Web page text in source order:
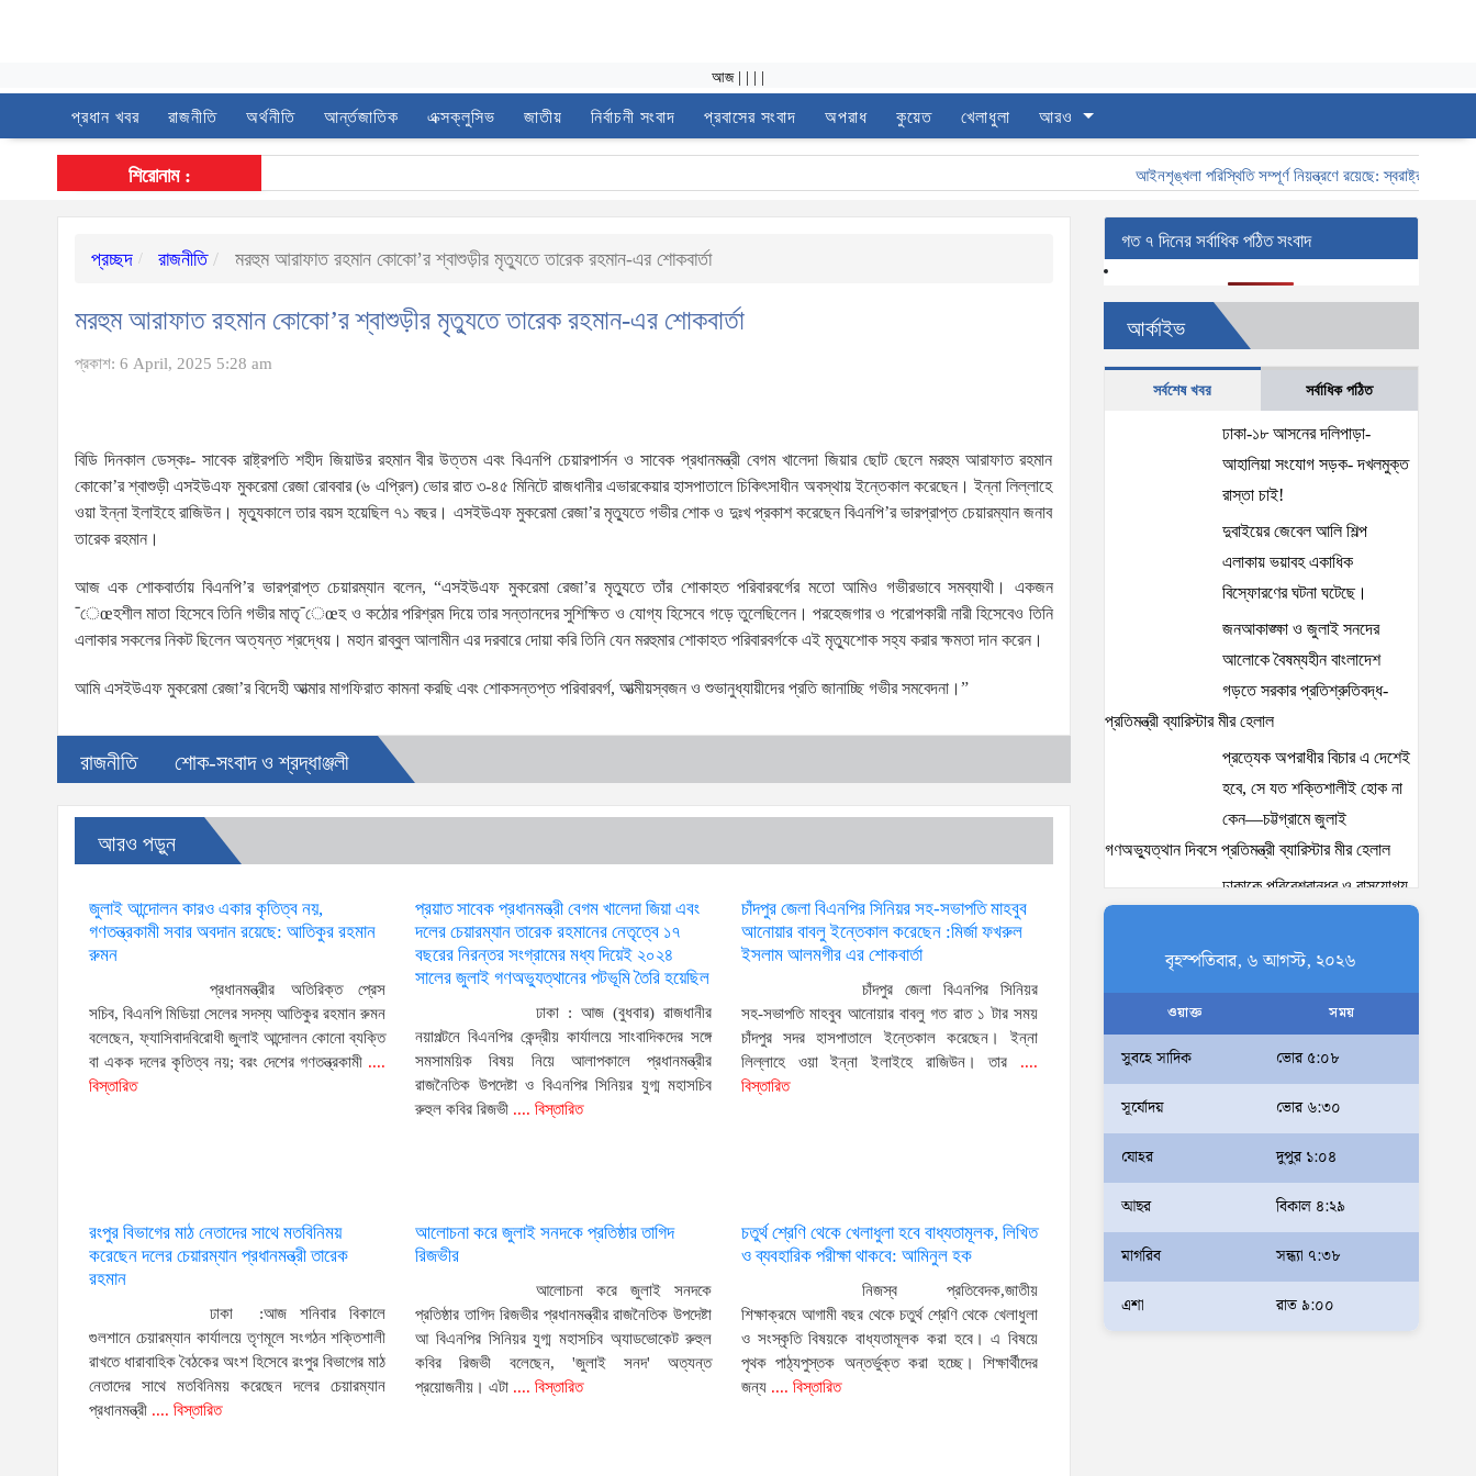
আজ
প্রধান খবর রাজনীতি অর্থনীতি আর্ন্তজাতিক এক্সক্লুসিভ জাতীয় নির্বাচনী সংবাদ প্রবাসের সংবাদ অপরাধ কুয়েত খেলাধুলা আরও
শিরোনাম : আইনশৃঙ্খলা পরিস্থিতি সম্পূর্ণ নিয়ন্ত্রণে রয়েছে: স্বরাষ্ট্রমন্ত্রী
প্রচ্ছদ রাজনীতি মরহুম আরাফাত রহমান কোকো’র শ্বাশুড়ীর মৃত্যুতে তারেক রহমান-এর শোকবার্তা
মরহুম আরাফাত রহমান কোকো’র শ্বাশুড়ীর মৃত্যুতে তারেক রহমান-এর শোকবার্তা
প্রকাশ: 6 April, 2025 5:28 am
বিডি দিনকাল ডেস্কঃ- সাবেক রাষ্ট্রপতি শহীদ জিয়াউর রহমান বীর উত্তম এবং বিএনপি চেয়ারপার্সন ও সাবেক প্রধানমন্ত্রী বেগম খালেদা জিয়ার ছোট ছেলে মরহুম আরাফাত রহমান
কোকো’র শ্বাশুড়ী এসইউএফ মুকরেমা রেজা রোববার (৬ এপ্রিল) ভোর রাত ৩-৪৫ মিনিটে রাজধানীর এভারকেয়ার হাসপাতালে চিকিৎসাধীন অবস্থায় ইন্তেকাল করেছেন। ইন্না লিল্লাহে
ওয়া ইন্না ইলাইহে রাজিউন। মৃত্যুকালে তার বয়স হয়েছিল ৭১ বছর। এসইউএফ মুকরেমা রেজা’র মৃত্যুতে গভীর শোক ও দুঃখ প্রকাশ করেছেন বিএনপি’র ভারপ্রাপ্ত চেয়ারম্যান জনাব
তারেক রহমান।
আজ এক শোকবার্তায় বিএনপি’র ভারপ্রাপ্ত চেয়ারম্যান বলেন, “এসইউএফ মুকরেমা রেজা’র মৃত্যুতে তাঁর শোকাহত পরিবারবর্গের মতো আমিও গভীরভাবে সমব্যাথী। একজন
¯েœহশীল মাতা হিসেবে তিনি গভীর মাতৃ¯েœহ ও কঠোর পরিশ্রম দিয়ে তার সন্তানদের সুশিক্ষিত ও যোগ্য হিসেবে গড়ে তুলেছিলেন। পরহেজগার ও পরোপকারী নারী হিসেবেও তিনি
এলাকার সকলের নিকট ছিলেন অত্যন্ত শ্রদ্ধেয়। মহান রাব্বুল আলামীন এর দরবারে দোয়া করি তিনি যেন মরহুমার শোকাহত পরিবারবর্গকে এই মৃত্যুশোক সহ্য করার ক্ষমতা দান করেন।
আমি এসইউএফ মুকরেমা রেজা’র বিদেহী আত্মার মাগফিরাত কামনা করছি এবং শোকসন্তপ্ত পরিবারবর্গ, আত্মীয়স্বজন ও শুভানুধ্যায়ীদের প্রতি জানাচ্ছি গভীর সমবেদনা।”
রাজনীতি শোক-সংবাদ ও শ্রদ্ধাঞ্জলী
আরও পড়ুন
জুলাই আন্দোলন কারও একার কৃতিত্ব নয়,
গণতন্ত্রকামী সবার অবদান রয়েছে: আতিকুর রহমান
রুমন
প্রধানমন্ত্রীর অতিরিক্ত প্রেস
সচিব, বিএনপি মিডিয়া সেলের সদস্য আতিকুর রহমান রুমন
বলেছেন, ফ্যাসিবাদবিরোধী জুলাই আন্দোলন কোনো ব্যক্তি
বা একক দলের কৃতিত্ব নয়; বরং দেশের গণতন্ত্রকামী ....
বিস্তারিত
প্রয়াত সাবেক প্রধানমন্ত্রী বেগম খালেদা জিয়া এবং
দলের চেয়ারম্যান তারেক রহমানের নেতৃত্বে ১৭
বছরের নিরন্তর সংগ্রামের মধ্য দিয়েই ২০২৪
সালের জুলাই গণঅভ্যুত্থানের পটভূমি তৈরি হয়েছিল
ঢাকা : আজ (বুধবার) রাজধানীর
নয়াপল্টনে বিএনপির কেন্দ্রীয় কার্যালয়ে সাংবাদিকদের সঙ্গে
সমসাময়িক বিষয় নিয়ে আলাপকালে প্রধানমন্ত্রীর
রাজনৈতিক উপদেষ্টা ও বিএনপির সিনিয়র যুগ্ম মহাসচিব
রুহুল কবির রিজভী .... বিস্তারিত
চাঁদপুর জেলা বিএনপির সিনিয়র সহ-সভাপতি মাহবুব
আনোয়ার বাবলু ইন্তেকাল করেছেন :মির্জা ফখরুল
ইসলাম আলমগীর এর শোকবার্তা
চাঁদপুর জেলা বিএনপির সিনিয়র
সহ-সভাপতি মাহবুব আনোয়ার বাবলু গত রাত ১ টার সময়
চাঁদপুর সদর হাসপাতালে ইন্তেকাল করেছেন। ইন্না
লিল্লাহে ওয়া ইন্না ইলাইহে রাজিউন। তার ....
বিস্তারিত
রংপুর বিভাগের মাঠ নেতাদের সাথে মতবিনিময়
করেছেন দলের চেয়ারম্যান প্রধানমন্ত্রী তারেক
রহমান
ঢাকা :আজ শনিবার বিকালে
গুলশানে চেয়ারম্যান কার্যালয়ে তৃণমূলে সংগঠন শক্তিশালী
রাখতে ধারাবাহিক বৈঠকের অংশ হিসেবে রংপুর বিভাগের মাঠ
নেতাদের সাথে মতবিনিময় করেছেন দলের চেয়ারম্যান
প্রধানমন্ত্রী .... বিস্তারিত
আলোচনা করে জুলাই সনদকে প্রতিষ্ঠার তাগিদ
রিজভীর
আলোচনা করে জুলাই সনদকে
প্রতিষ্ঠার তাগিদ রিজভীর প্রধানমন্ত্রীর রাজনৈতিক উপদেষ্টা
আ বিএনপির সিনিয়র যুগ্ম মহাসচিব অ্যাডভোকেট রুহুল
কবির রিজভী বলেছেন, 'জুলাই সনদ' অত্যন্ত
প্রয়োজনীয়। এটা .... বিস্তারিত
চতুর্থ শ্রেণি থেকে খেলাধুলা হবে বাধ্যতামূলক, লিখিত
ও ব্যবহারিক পরীক্ষা থাকবে: আমিনুল হক
নিজস্ব প্রতিবেদক,জাতীয়
শিক্ষাক্রমে আগামী বছর থেকে চতুর্থ শ্রেণি থেকে খেলাধুলা
ও সংস্কৃতি বিষয়কে বাধ্যতামূলক করা হবে। এ বিষয়ে
পৃথক পাঠ্যপুস্তক অন্তর্ভুক্ত করা হচ্ছে। শিক্ষার্থীদের
জন্য.... বিস্তারিত
গত ৭ দিনের সর্বাধিক পঠিত সংবাদ
আর্কাইভ
সর্বশেষ খবর সর্বাধিক পঠিত
ঢাকা-১৮ আসনের দলিপাড়া-
আহালিয়া সংযোগ সড়ক- দখলমুক্ত
রাস্তা চাই!
দুবাইয়ের জেবেল আলি শিল্প
এলাকায় ভয়াবহ একাধিক
বিস্ফোরণের ঘটনা ঘটেছে।
জনআকাঙ্ক্ষা ও জুলাই সনদের
আলোকে বৈষম্যহীন বাংলাদেশ
গড়তে সরকার প্রতিশ্রুতিবদ্ধ-
প্রতিমন্ত্রী ব্যারিস্টার মীর হেলাল
প্রত্যেক অপরাধীর বিচার এ দেশেই
হবে, সে যত শক্তিশালীই হোক না
কেন—চট্টগ্রামে জুলাই
গণঅভ্যুত্থান দিবসে প্রতিমন্ত্রী ব্যারিস্টার মীর হেলাল
ঢাকাকে পরিবেশবান্ধব ও বাসযোগ্য
নাগরিকদের দায়িত্বশীল ভূমিকা
পালন করতে হবে: স্থানীয় সরকার প্রতিমন্ত্রী মীর শাহে
ব্যারিস্টার মীর হেলাল
কার্যকর উদ্যোগ নেয়ার আহ্বান
পার্বত্য প্রতিমন্ত্রীর
খুনের মামলায় গ্রেপ্তার তার স্বামী
বৃহস্পতিবার, ৬ আগস্ট, ২০২৬
ওয়াক্ত সময়
সুবহে সাদিক ভোর ৫:০৮
সূর্যোদয় ভোর ৬:৩০
যোহর দুপুর ১:০৪
আছর বিকাল ৪:২৯
মাগরিব সন্ধ্যা ৭:৩৮
এশা রাত ৯:০০